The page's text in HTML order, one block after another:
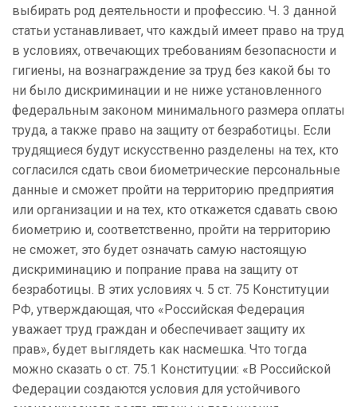
выбирать род деятельности и профессию. Ч. 3 данной
статьи устанавливает, что каждый имеет право на труд
в условиях, отвечающих требованиям безопасности и
гигиены, на вознаграждение за труд без какой бы то
ни было дискриминации и не ниже установленного
федеральным законом минимального размера оплаты
труда, а также право на защиту от безработицы. Если
трудящиеся будут искусственно разделены на тех, кто
согласился сдать свои биометрические персональные
данные и сможет пройти на территорию предприятия
или организации и на тех, кто откажется сдавать свою
биометрию и, соответственно, пройти на территорию
не сможет, это будет означать самую настоящую
дискриминацию и попрание права на защиту от
безработицы. В этих условиях ч. 5 ст. 75 Конституции
РФ, утверждающая, что «Российская Федерация
уважает труд граждан и обеспечивает защиту их
прав», будет выглядеть как насмешка. Что тогда
можно сказать о ст. 75.1 Конституции: «В Российской
Федерации создаются условия для устойчивого